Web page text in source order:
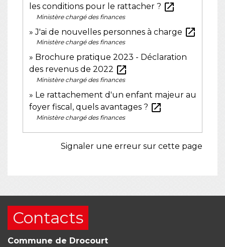
les conditions pour le rattacher ? open_in_new
Ministère chargé des finances
J'ai de nouvelles personnes à charge open_in_new
Ministère chargé des finances
Brochure pratique 2023 - Déclaration
des revenus de 2022 open_in_new
Ministère chargé des finances
Le rattachement d'un enfant majeur au
foyer fiscal, quels avantages ? open_in_new
Ministère chargé des finances
Signaler une erreur sur cette page
Contacts
Commune de Drocourt